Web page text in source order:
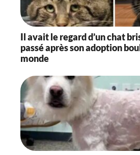
Il avait le regard d’un chat
passé après son adoption
monde